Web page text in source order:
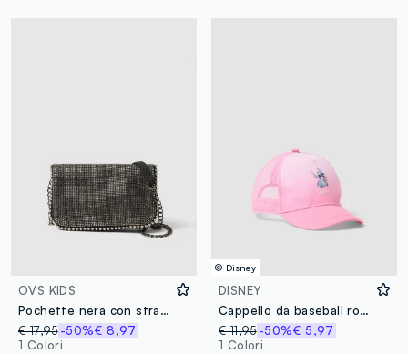
OVS KIDS
Pochette nera con strass da bambina
€ 17,95-50%€ 8,97
1 Colori
© Disney
DISNEY
Cappello da baseball rosa da bambina con dettagli in rete e Stitch
€ 11,95 -50%€ 5,97
1 Colori